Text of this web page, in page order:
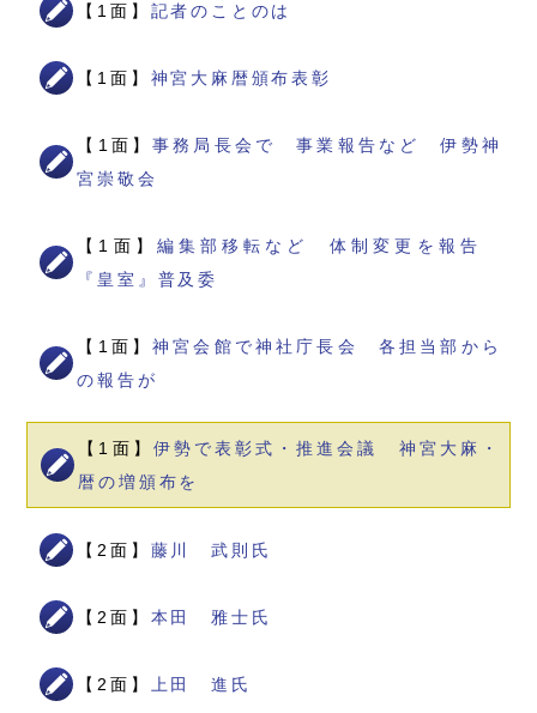
【1面】 記者のことのは
【1面】 神宮大麻暦頒布表彰
【1面】事務局長会で 事業報告など 伊勢神
宮崇敬会
【1面】 編集部移転など 体制変更を報告
『皇室』普及委
【1面】神宮会館で神社庁長会 各担当部から
の報告が
【1面】 伊勢で表彰式・推進会議 神宮大麻・
暦の増頒布を
【2面】 藤川 武則氏
【2面】 本田 雅士氏
【2面】 上田 進氏